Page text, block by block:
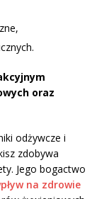
oraz
odżywcze i
zdobywa
Jego bogactwo
na zdrowie